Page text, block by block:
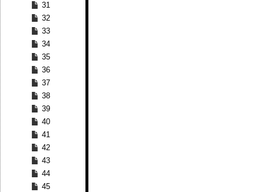
31
32
33
34
35
36
37
38
39
40
41
42
43
44
45